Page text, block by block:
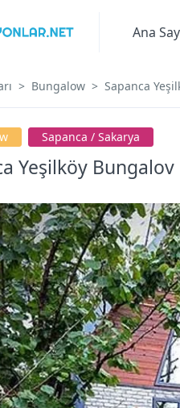
Ana
Bungalow Sapanca
Sapanca / Sakarya
Yeşilköy Bungalov